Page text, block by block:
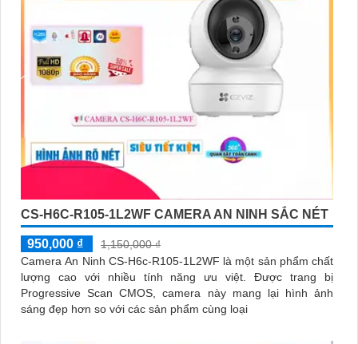
CS-H6C-R105-1L2WF CAMERA AN NINH SẮC NÉT
950,000 ₫
1,150,000 ₫
Camera An Ninh CS-H6c-R105-1L2WF là một sản phẩm chất
lượng cao với nhiều tính năng ưu việt. Được trang bị
Progressive Scan CMOS, camera này mang lại hình ảnh
sáng đẹp hơn so với các sản phẩm cùng loại